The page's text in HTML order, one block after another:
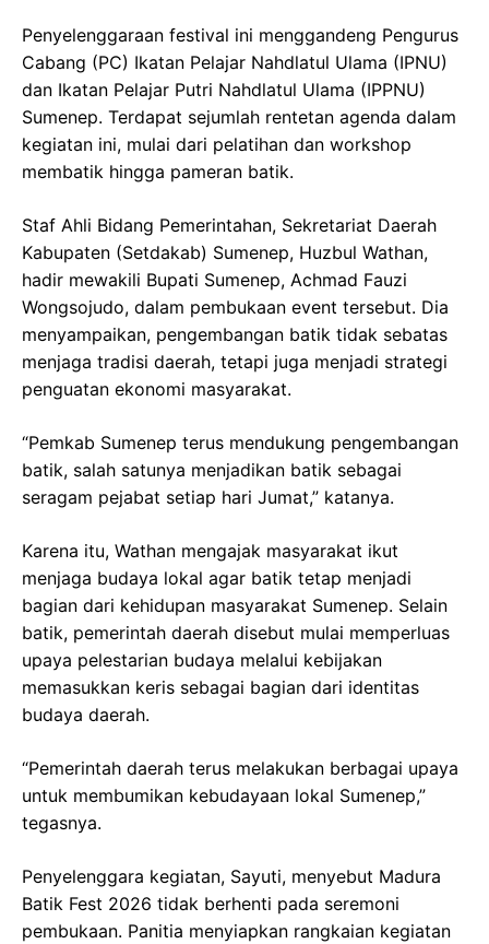
Penyelenggaraan festival ini menggandeng Pengurus
Cabang (PC) Ikatan Pelajar Nahdlatul Ulama (IPNU)
dan Ikatan Pelajar Putri Nahdlatul Ulama (IPPNU)
Sumenep. Terdapat sejumlah rentetan agenda dalam
kegiatan ini, mulai dari pelatihan dan workshop
membatik hingga pameran batik.
Staf Ahli Bidang Pemerintahan, Sekretariat Daerah
Kabupaten (Setdakab) Sumenep, Huzbul Wathan,
hadir mewakili Bupati Sumenep, Achmad Fauzi
Wongsojudo, dalam pembukaan event tersebut. Dia
menyampaikan, pengembangan batik tidak sebatas
menjaga tradisi daerah, tetapi juga menjadi strategi
penguatan ekonomi masyarakat.
“Pemkab Sumenep terus mendukung pengembangan
batik, salah satunya menjadikan batik sebagai
seragam pejabat setiap hari Jumat,” katanya.
Karena itu, Wathan mengajak masyarakat ikut
menjaga budaya lokal agar batik tetap menjadi
bagian dari kehidupan masyarakat Sumenep. Selain
batik, pemerintah daerah disebut mulai memperluas
upaya pelestarian budaya melalui kebijakan
memasukkan keris sebagai bagian dari identitas
budaya daerah.
“Pemerintah daerah terus melakukan berbagai upaya
untuk membumikan kebudayaan lokal Sumenep,”
tegasnya.
Penyelenggara kegiatan, Sayuti, menyebut Madura
Batik Fest 2026 tidak berhenti pada seremoni
pembukaan. Panitia menyiapkan rangkaian kegiatan